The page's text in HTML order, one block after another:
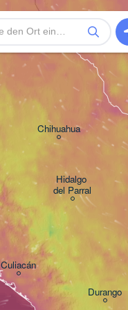
Ciudad Juárez
Culiacán
Chihuahua
Durango
Hidalgo
del Parral